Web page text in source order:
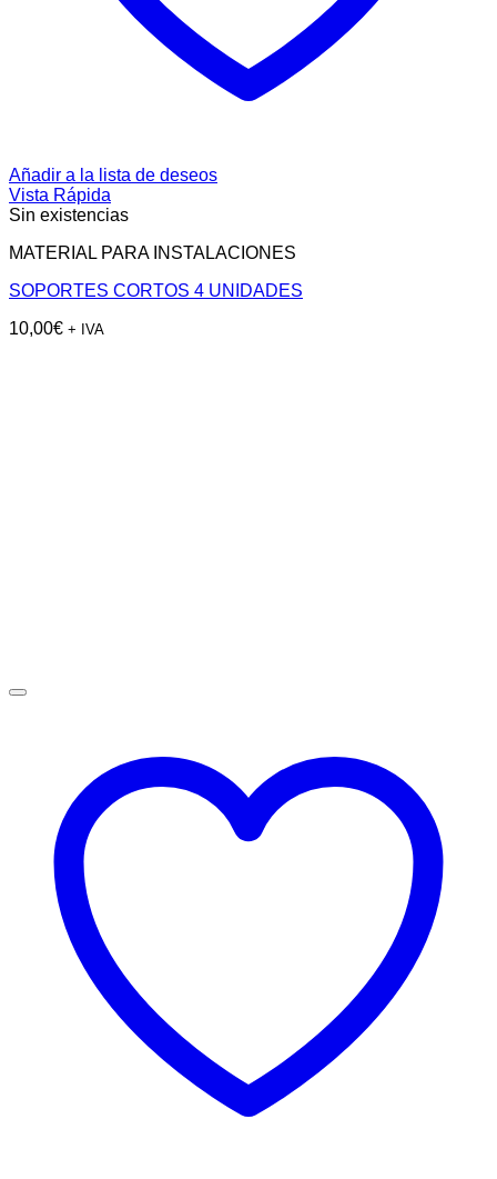
Añadir a la lista de deseos
Vista Rápida
Sin existencias
MATERIAL PARA INSTALACIONES
SOPORTES CORTOS 4 UNIDADES
10,00€ + IVA